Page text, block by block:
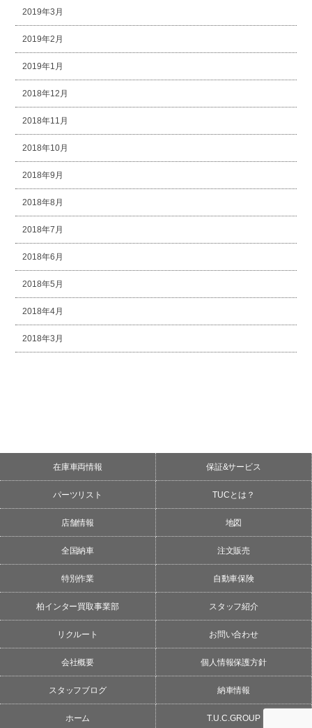
2019年3月
2019年2月
2019年1月
2018年12月
2018年11月
2018年10月
2018年9月
2018年8月
2018年7月
2018年6月
2018年5月
2018年4月
2018年3月
在庫車両情報 保証&サービス
パーツリスト TUCとは？
店舗情報 地図
全国納車 注文販売
特別作業 自動車保険
柏インター買取事業部 スタッフ紹介
リクルート お問い合わせ
会社概要 個人情報保護方針
スタッフブログ 納車情報
ホーム T.U.C.GROUP